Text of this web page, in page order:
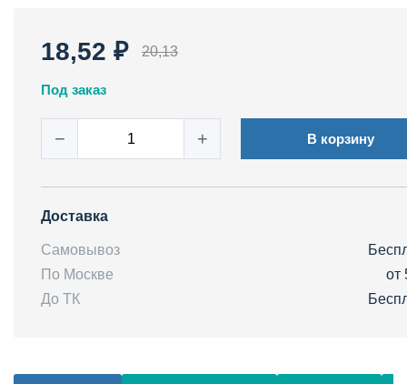
18,52 ₽ 20,13
Под заказ
− + В корзину
Доставка
Самовывоз
По Москве
от
До ТК